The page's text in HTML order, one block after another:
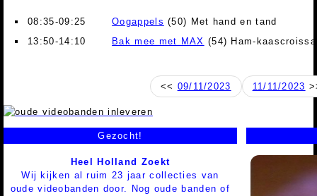
08:35-09:25 Oogappels (50) Met hand en tand
13:50-14:10
Bak mee met MAX (54) Ham-
<< 09/11/2023 11/11/2023
Gezocht!
Heel Holland Zoekt
Wij kijken al ruim 23 jaar collecties van
oude videobanden door. Nog oude banden of